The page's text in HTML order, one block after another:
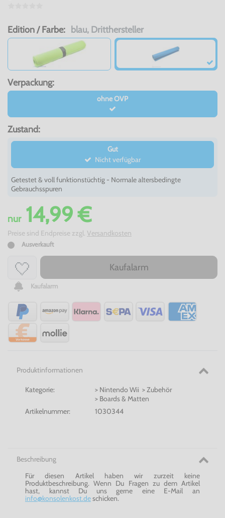
Edition / Farbe: blau, Dritthersteller
Verpackung:
ohne OVP
Zustand:
Gut
Nicht verfügbar
Getestet & voll funktionstüchtig - Normale altersbedingte
Gebrauchsspuren
nur14,99 €
Preise sind Endpreise zzgl. Versandkosten
Ausverkauft
Kaufalarm
Kaufalarm
Produktinformationen
Kategorie:
> Nintendo Wii > Zubehör
> Boards & Matten
Artikelnummer:
1030344
Beschreibung
Für diesen Artikel haben wir zurzeit keine
Produktbeschreibung. Wenn Du Fragen zu dem Artikel
hast, kannst Du uns gerne eine E-Mail an
info@konsolenkost.deschicken.